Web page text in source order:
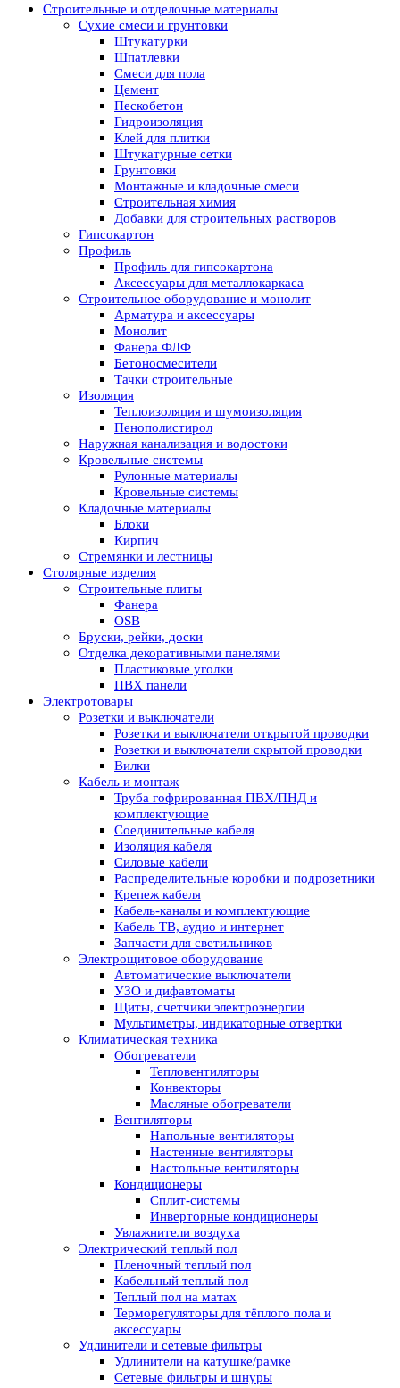
Строительные и отделочные материалы
Сухие смеси и грунтовки
Штукатурки
Шпатлевки
Смеси для пола
Цемент
Пескобетон
Гидроизоляция
Клей для плитки
Штукатурные сетки
Грунтовки
Монтажные и кладочные смеси
Строительная химия
Добавки для строительных растворов
Гипсокартон
Профиль
Профиль для гипсокартона
Аксессуары для металлокаркаса
Строительное оборудование и монолит
Арматура и аксессуары
Монолит
Фанера ФЛФ
Бетоносмесители
Тачки строительные
Изоляция
Теплоизоляция и шумоизоляция
Пенополистирол
Наружная канализация и водостоки
Кровельные системы
Рулонные материалы
Кровельные системы
Кладочные материалы
Блоки
Кирпич
Стремянки и лестницы
Столярные изделия
Строительные плиты
Фанера
OSB
Бруски, рейки, доски
Отделка декоративными панелями
Пластиковые уголки
ПВХ панели
Электротовары
Розетки и выключатели
Розетки и выключатели открытой проводки
Розетки и выключатели скрытой проводки
Вилки
Кабель и монтаж
Труба гофрированная ПВХ/ПНД и
комплектующие
Соединительные кабеля
Изоляция кабеля
Силовые кабели
Распределительные коробки и подрозетники
Крепеж кабеля
Кабель-каналы и комплектующие
Кабель ТВ, аудио и интернет
Запчасти для светильников
Электрощитовое оборудование
Автоматические выключатели
УЗО и дифавтоматы
Щиты, счетчики электроэнергии
Мультиметры, индикаторные отвертки
Климатическая техника
Обогреватели
Тепловентиляторы
Конвекторы
Масляные обогреватели
Вентиляторы
Напольные вентиляторы
Настенные вентиляторы
Настольные вентиляторы
Кондиционеры
Сплит-системы
Инверторные кондиционеры
Увлажнители воздуха
Электрический теплый пол
Пленочный теплый пол
Кабельный теплый пол
Теплый пол на матах
Терморегуляторы для тёплого пола и
аксессуары
Удлинители и сетевые фильтры
Удлинители на катушке/рамке
Сетевые фильтры и шнуры